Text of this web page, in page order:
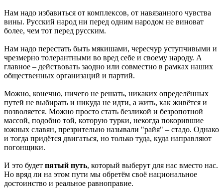
Нам надо избавиться от комплексов, от навязанного чувства
вины. Русский народ ни перед одним народом не виноват
более, чем тот перед русским.
Нам надо перестать быть мякишами, чересчур уступчивыми и
чрезмерно толерантными во вред себе и своему народу. А
главное – действовать заодно или совместно в рамках наших
общественных организаций и партий.
Можно, конечно, ничего не решать, никаких определённых
путей не выбирать и никуда не идти, а жить, как живётся и
позволяется. Можно просто стать безликой и безропотной
массой, подобно той, которую турки, некогда покорившие
южных славян, презрительно называли "райя" – стадо. Однако
и тогда придётся двигаться, но только туда, куда направляют
погонщики.
И это будет пятый путь, который выберут для нас вместо нас.
Но вряд ли на этом пути мы обретём своё национальное
достоинство и реальное равноправие.